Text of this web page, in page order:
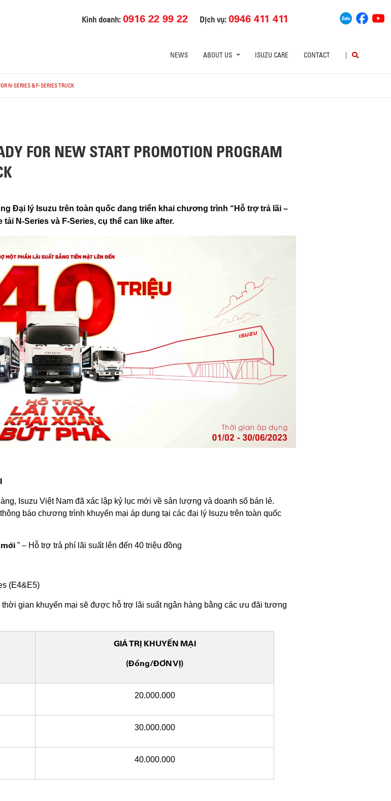
Kinh doanh:0916 22 99 22 Dịch vụ:0946 411 411
NEWS ABOUT US ISUZU CARE CONTACT |
N-SERIES & F-SERIES TRUCK
FOR NEW START PROMOTION PROGRAM
Đại lý Isuzu trên toàn quốc đang triển khai chương trình “Hỗ trợ trả lãi –
N-Series và F-Series, cụ thể can like after.
Isuzu Việt Nam đã xác lập kỷ lục mới về sản lượng và doanh số bán lẻ.
báo chương trình khuyến mại áp dụng tại các đại lý Isuzu trên toàn quốc
” – Hỗ trợ trả phí lãi suất lên đến 40 triệu đồng
(E4&E5)
thời gian khuyến mại sẽ được hỗ trợ lãi suất ngân hàng bằng các ưu đãi tương
GIÁ TRỊ KHUYẾN MẠI
(đồng/ĐƠN VỊ)
20.000.000
30.000.000
40.000.000